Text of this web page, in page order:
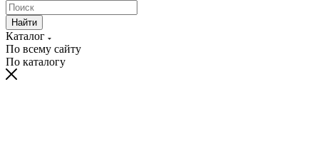
Найти
Каталог
По всему сайту
По каталогу